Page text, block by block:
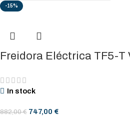
-15%
Freidora Eléctrica TF5-T
In stock
882,00€ 747,00 €